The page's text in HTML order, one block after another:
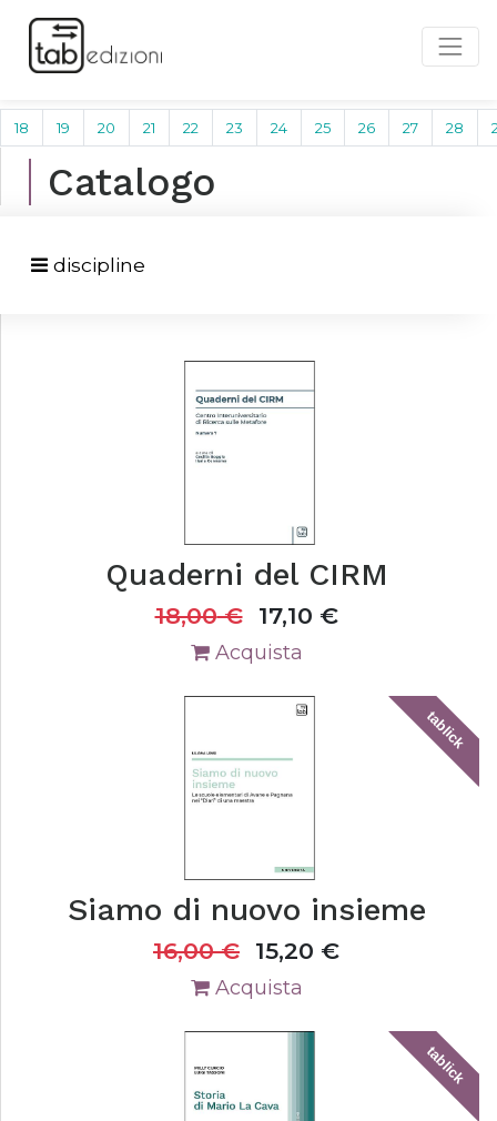
18 19 20 21 22 23 24 25 26 27 28
Catalogo
discipline
Quaderni del CIRM
18,00€ 17,10 €
Acquista
tablick
Siamo di nuovo insieme
16,00€ 15,20 €
Acquista
tablick